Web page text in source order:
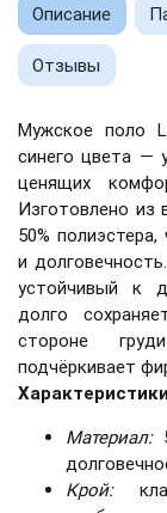
Описание
Отзывы
Мужское поло
синего цвета —
ценящих
Изготовлено из
50%
и
устойчивый к
долго
стороне
подчёркивает
Материал:
Крой: